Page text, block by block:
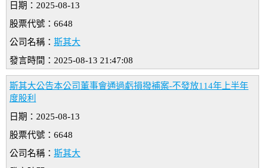
日期：2025-08-13
股票代號：6648
公司名稱： 斯其大
發言時間：2025-08-13 21:47:08
斯其大公告本公司董事會通過虧損撥補案-不發放114年上半年
度股利
日期：2025-08-13
股票代號：6648
公司名稱： 斯其大